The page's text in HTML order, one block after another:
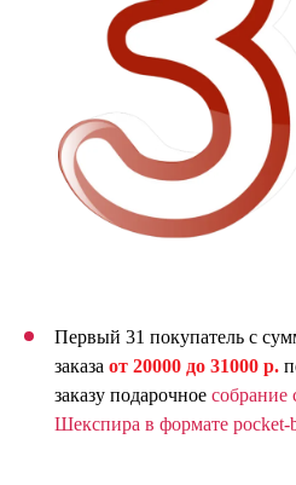
Первый 31 покупатель с
заказа от 20000 до 31000 р.
заказу подарочное собрание
Шекспира в формате pocket-